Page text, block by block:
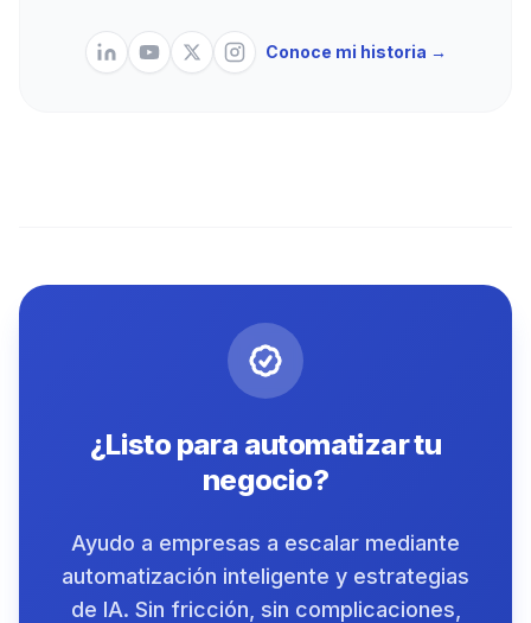
Conoce mi historia →
¿Listo para automatizar tu
negocio?
Ayudo a empresas a escalar mediante
automatización inteligente y estrategias
de IA. Sin fricción, sin complicaciones,